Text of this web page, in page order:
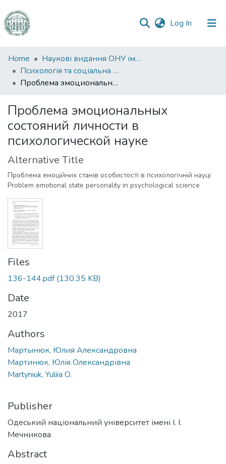
Log In (current)
Communities
&
Collections
Statistics
Home
Наукові видання ОНУ імені І. І. Мечникова
Психологія та соціальна робота
Проблема эмоциональных состояний личности в психологической науке
Проблема эмоциональных
состояний личности в
психологической науке
Alternative Title
Проблема емоційних станів особистості в психологічній науці
Problem emotional state personality in psychological science
Files
136-144.pdf(130.35 KB)
Date
2017
Authors
Мартынюк, Юлия Александровна
Мартинюк, Юлія Олександрівна
Martyniuk, Yuliia O.
Publisher
Одеський національний університет імені І. І.
Мечникова
Abstract